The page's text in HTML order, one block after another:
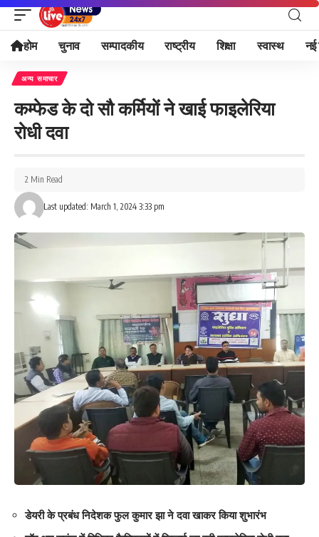
होम चुनाव सम्पादकीय राष्ट्रीय शिक्षा स्वास्थ नई
अन्य समाचार
कम्फेड के दो सौ कर्मियों ने खाई फाइलेरिया
रोधी दवा
Last updated: March 1, 2024 3:33 pm
2 Min Read
डेयरी के प्रबंध निदेशक फुल कुमार झा ने दवा खाकर किया शुभारंभ